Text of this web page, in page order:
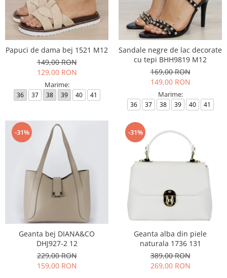
Papuci de dama bej 1521 M12
149,00 RON
129,00 RON
Marime:
36 37 38 39 40 41
Sandale negre de lac decorate
cu tepi BHH9819 M12
169,00 RON
149,00 RON
Marime:
36 37 38 39 40 41
-31%
Geanta bej DIANA&CO
DHJ927-2 12
229,00 RON
159,00 RON
-31%
Geanta alba din piele
naturala 1736 131
389,00 RON
269,00 RON